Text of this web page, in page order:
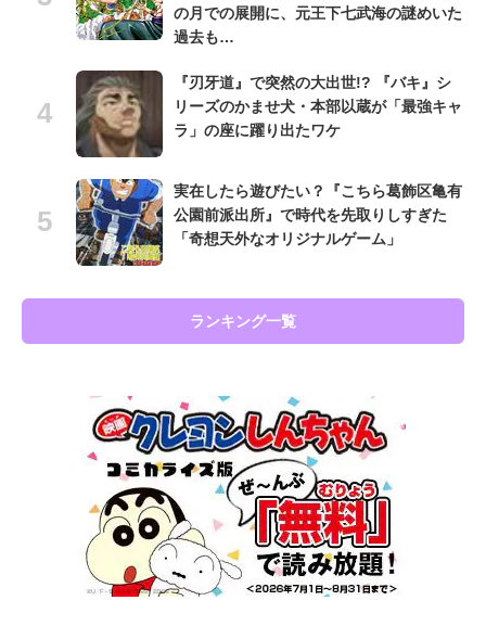
の月での展開に、元王下七武海の謎めいた
過去も…
『刃牙道』で突然の大出世!? 『バキ』シ
リーズのかませ犬・本部以蔵が「最強キャ
ラ」の座に躍り出たワケ
実在したら遊びたい？『こちら葛飾区亀有
公園前派出所』で時代を先取りしすぎた
「奇想天外なオリジナルゲーム」
ランキング一覧